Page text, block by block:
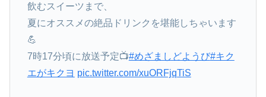
飲むスイーツまで、
夏にオススメの絶品ドリンクを堪能しちゃいます
💪
7時17分頃に放送予定📺#めざましどようび#キク
エがキクヨ pic.twitter.com/xuORFjqTiS